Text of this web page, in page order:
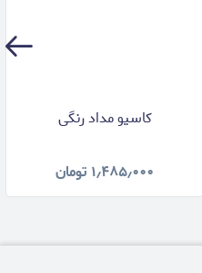
کاسیو مداد رنگی
۱٫۴۸۵٫۰۰۰ تومان